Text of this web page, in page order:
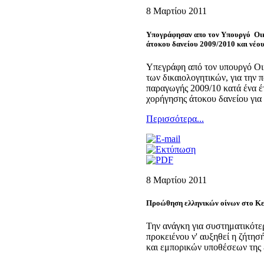
8 Μαρτίου 2011
Yπογράφησαν απο τον Υπουργό
άτοκου δανείου 2009/2010 και
Υπεγράφη από τον υπουργό
των δικαιολογητικών, για
παραγωγής 2009/10 κατά ένα
χορήγησης άτοκου δανείου
Περισσότερα...
8 Μαρτίου 2011
Προώθηση ελληνικών οίνων στο
Την ανάγκη για
προκειένου ν' αυξηθεί η
και εμπορικών υποθέσεων της